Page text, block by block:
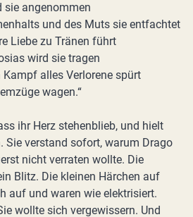
sie angenommen
und des Muts sie entfachtet
Liebe zu Tränen führt
wird sie tragen
alles Verlorene spürt
wagen.“
ihr Herz stehenblieb, und hielt
Sie verstand sofort, warum Drago
nicht verraten wollte. Die
Blitz. Die kleinen Härchen auf
auf und waren wie elektrisiert.
wollte sich vergewissern. Und